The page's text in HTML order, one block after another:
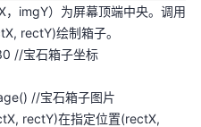
imgY）为屏幕顶端中央。调用
rectY)绘制箱子。
//宝石箱子坐标
//宝石箱子图片
rectY)在指定位置(rectX,